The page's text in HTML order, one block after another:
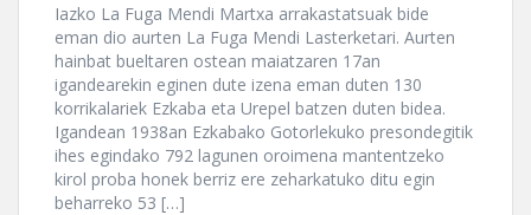
Iazko La Fuga Mendi Martxa arrakastatsuak bide
eman dio aurten La Fuga Mendi Lasterketari. Aurten
hainbat bueltaren ostean maiatzaren 17an
igandearekin eginen dute izena eman duten 130
korrikalariek Ezkaba eta Urepel batzen duten bidea.
Igandean 1938an Ezkabako Gotorlekuko presondegitik
ihes egindako 792 lagunen oroimena mantentzeko
kirol proba honek berriz ere zeharkatuko ditu egin
beharreko 53 […]